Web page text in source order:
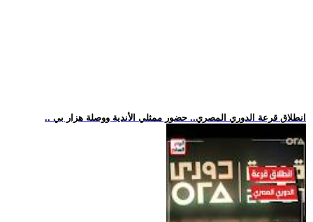
.. انطلاق قرعة الدوري المصري.. حضور ممثلي الأندية ووصلة هزار بي